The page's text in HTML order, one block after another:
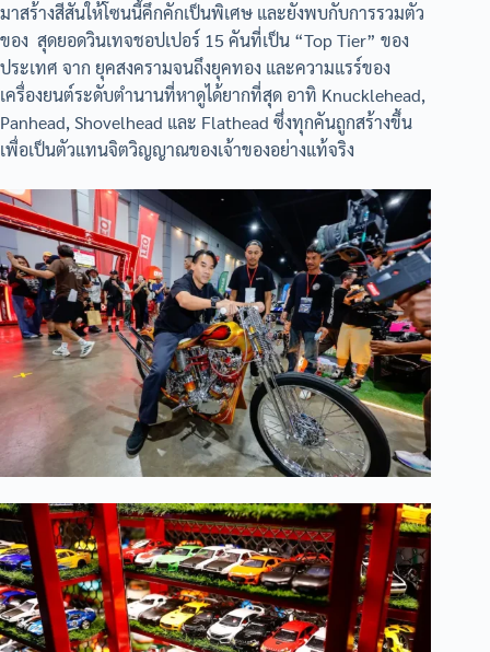
มาสร้างสีสันให้โซนนี้คึกคักเป็นพิเศษ และยังพบกับการรวมตัว
ของ สุดยอดวินเทจชอปเปอร์ 15 คันที่เป็น “Top Tier” ของ
ประเทศ จาก ยุคสงครามจนถึงยุคทอง และความแรร์ของ
เครื่องยนต์ระดับตำนานที่หาดูได้ยากที่สุด อาทิ Knucklehead,
Panhead, Shovelhead และ Flathead ซึ่งทุกคันถูกสร้างขึ้น
เพื่อเป็นตัวแทนจิตวิญญาณของเจ้าของอย่างแท้จริง